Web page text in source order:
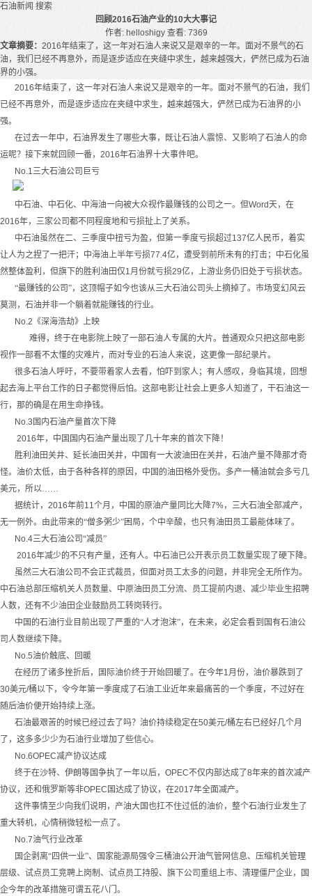
石油新闻 搜索
回顾2016石油产业的10大大事记
作者: helloshigy 查看: 7369
文章摘要： 2016年结束了，这一年对石油人来说又是艰辛的一年。面对不景气的石
油，我们已经不再意外，而是逐步适应在夹缝中求生，越来越强大，俨然已成为石油
界的小强。
2016年结束了，这一年对石油人来说又是艰辛的一年。面对不景气的石油，我们
已经不再意外，而是逐步适应在夹缝中求生，越来越强大，俨然已成为石油界的小
强。
在过去一年中，石油界发生了哪些大事，既让石油人震惊、又影响了石油人的命
运呢？接下来就回顾一番， 2016年石油界十大事件吧。
No.1三大石油公司巨亏
中石油、中石化、中海油一向被大众视作最赚钱的公司之一。但Word天，在
2016年，三家公司都不同程度地和亏损扯上了关系。
中石油虽然在二、三季度中扭亏为盈，但第一季度亏损超过137亿人民币，着实
让人为之捏了一把汗；中海油上半年亏损77.4亿，遭受到前所未有的打击；中石化虽
然整体盈利，但旗下的胜利油田仅1月份就亏损29亿，上游业务仍旧处于亏损状态。
“最赚钱的公司”，这顶帽子如今也该从三大石油公司头上摘掉了。市场变幻风云
莫测，石油并非一个躺着就能赚钱的行业。
No.2 《深海浩劫》上映
难得，终于在电影院上映了一部石油人专属的大片。普通观众只把这部电影
视作一部看不太懂的灾难片，而对专业的石油人来说，这更像一部纪录片。
很多石油人呼吁，不要带着家人去看，怕吓到家人；有人感叹，身临其境，回想
起去海上平台工作的日子都觉得后怕。这部电影让社会上更多人知道了，干石油这一
行，那的确是在用生命挣钱。
No.3 国内石油产量首次下降
2016年，中国国内石油产量出现了几十年来的首次下降！
胜利油田关井、延长油田关井，中国有一大波油田在关井，石油产量不降那才奇
怪。油价太低，由于各种各样的原因，中国的油田格外受伤。多产一桶油就会多亏几
美元，所以……
据统计， 2016年前11个月，中国的原油产量同比大降7%，三大石油全部减产，
无一例外。由此带来的“僧多粥少”困局，个中辛酸，也只有油田员工最能体味了。
No.4三大石油公司“减员”
2016年减少的不只有产量，还有人。中石油已公开表示员工数量实现了硬下降。
虽然三大石油公司不会正式裁员，但面对员工太多的问题，并非完全无所作为。
中石油总部压缩机关人员数量、中原油田员工分流、员工提前内退、减少毕业生招聘
人数，还有不少油田企业鼓励员工转岗转行。
中国的石油行业目前出现了严重的“人才泡沫”，在未来，必定会看到国有石油公
司人数继续下降。
No.5油价触底、回暖
在经历了诸多挫折后，国际油价终于开始回暖了。在今年1月份，油价暴跌到了
30美元/桶以下，令今年第一季度成了石油工业近年来最痛苦的一个季度，不过好在
随后油价便开始持续上涨。
石油最艰苦的时候已经过去了吗？油价持续稳定在50美元/桶左右已经好几个月
了，这多多少少为石油行业增加了些信心。
No.6OPEC减产协议达成
终于在沙特、伊朗等国争执了一年以后， OPEC不仅内部达成了8年来的首次减产
协议，还和俄罗斯等非OPEC 国达成了协议，在2017年全面减产。
这件事情至少向我们说明，产油大国也扛不住过低的油价，整个石油行业发生了
重大转机，心情稍微轻松一点了。
No.7油气行业改革
国企剥离“四供一业”、国家能源局强令三桶油公开油气管网信息、压缩机关管理
层级、试点员工竞聘上岗制、试点员工持股、旗下公司重组上市、清理僵尸企业，国
企今年的改革措施可谓五花八门。